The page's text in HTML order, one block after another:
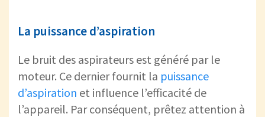
La puissance d’aspiration
Le bruit des aspirateurs est généré par le
moteur. Ce dernier fournit la puissance
d’aspiration et influence l’efficacité de
l’appareil. Par conséquent, prêtez attention à